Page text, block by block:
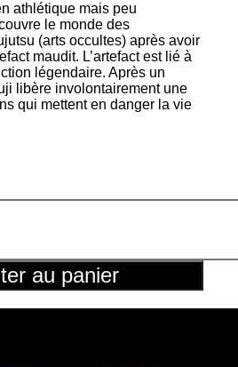
athlétique mais peu
le monde des
(arts occultes) après avoir
maudit. L’artefact est lié à
légendaire. Après un
libère involontairement une
qui mettent en danger la vie
au panier